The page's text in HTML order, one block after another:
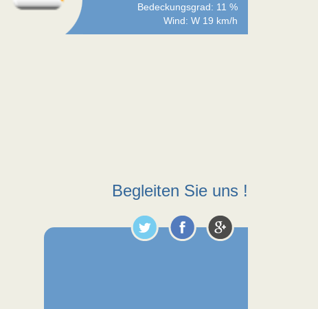
Bedeckungsgrad: 11 %
Wind: W 19 km/h
Begleiten Sie uns !